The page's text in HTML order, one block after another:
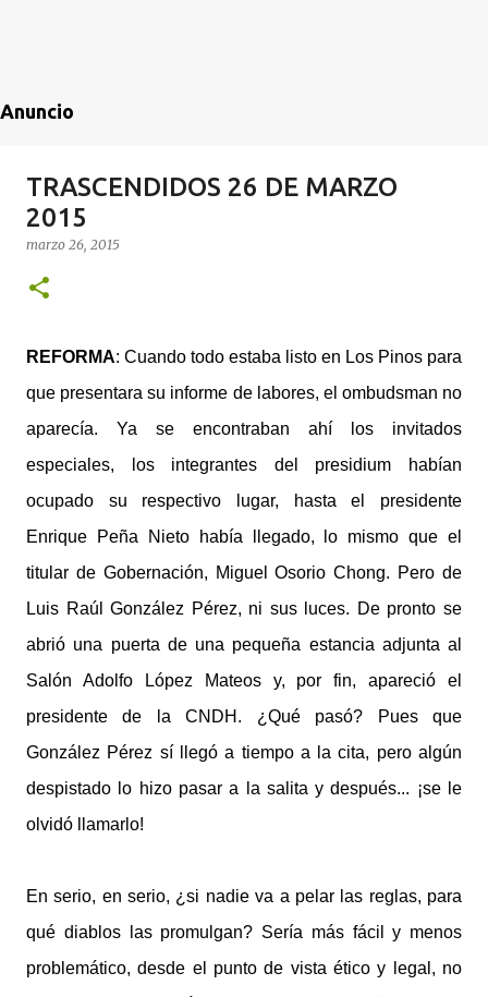
Anuncio
TRASCENDIDOS 26 DE MARZO
2015
marzo 26, 2015
REFORMA: Cuando todo estaba listo en Los Pinos para
que presentara su informe de labores, el ombudsman no
aparecía. Ya se encontraban ahí los invitados
especiales, los integrantes del presidium habían
ocupado su respectivo lugar, hasta el presidente
Enrique Peña Nieto había llegado, lo mismo que el
titular de Gobernación, Miguel Osorio Chong. Pero de
Luis Raúl González Pérez, ni sus luces. De pronto se
abrió una puerta de una pequeña estancia adjunta al
Salón Adolfo López Mateos y, por fin, apareció el
presidente de la CNDH. ¿Qué pasó? Pues que
González Pérez sí llegó a tiempo a la cita, pero algún
despistado lo hizo pasar a la salita y después... ¡se le
olvidó llamarlo!
En serio, en serio, ¿si nadie va a pelar las reglas, para
qué diablos las promulgan? Sería más fácil y menos
problemático, desde el punto de vista ético y legal, no